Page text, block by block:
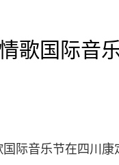
歌国际音
际音乐节在四川康